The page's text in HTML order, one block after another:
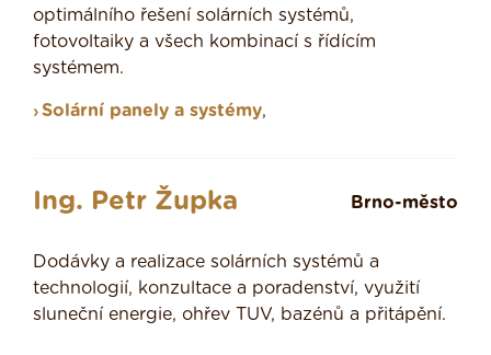
optimálního řešení solárních systémů,
fotovoltaiky a všech kombinací s řídícím
systémem.
Solární panely a systémy,
Ing. Petr Župka Brno-město
Dodávky a realizace solárních systémů a
technologií, konzultace a poradenství, využití
sluneční energie, ohřev TUV, bazénů a přitápění.